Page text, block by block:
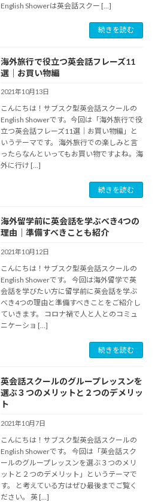
English Showerは英会話スクー […]
続きを読む
海外旅行で役立つ英会話フレーズ11
選｜お買い物編
2021年10月13日
こんにちは！サブスク型英会話スクールの
English Showerです。今回は「海外旅行で役
立つ英会話フレーズ11選｜お買い物編」と
いうテーマです。 海外旅行での楽しみと言
ったらなんといってもお買い物ですよね。海
外に行け […]
続きを読む
海外留学前に英会話を学ぶべき4つの
理由｜準備すべきことも紹介
2021年10月12日
こんにちは！サブスク型英会話スクールの
English Showerです。 今回は海外留学で英
会話を学びたい方に留学前に英会話を学ぶ
べき4つの理由と準備すべきことをご紹介し
ていきます。 コロナ禍で人と人とのコミュ
ニケーショ […]
続きを読む
英会話スクールのグループレッスンを
選ぶ３つのメリットと２つのデメリッ
ト
2021年10月7日
こんにちは！サブスク型英会話スクールの
English Showerです。 今回は「英会話スク
ールのグループレッスンを選ぶ３つのメリ
ットと２つのデメリット」というテーマで
す。 と考えている方はぜひ最後までご覧く
ださい。 英 […]